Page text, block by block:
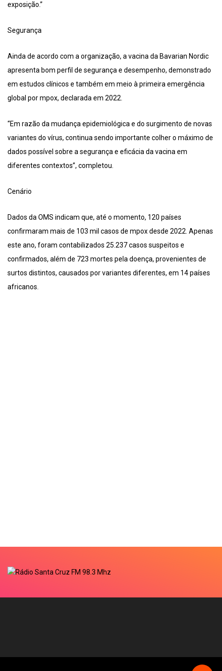
exposição.”
Segurança
Ainda de acordo com a organização, a vacina da Bavarian Nordic
apresenta bom perfil de segurança e desempenho, demonstrado
em estudos clínicos e também em meio à primeira emergência
global por mpox, declarada em 2022.
“Em razão da mudança epidemiológica e do surgimento de novas
variantes do vírus, continua sendo importante colher o máximo de
dados possível sobre a segurança e eficácia da vacina em
diferentes contextos”, completou.
Cenário
Dados da OMS indicam que, até o momento, 120 países
confirmaram mais de 103 mil casos de mpox desde 2022. Apenas
este ano, foram contabilizados 25.237 casos suspeitos e
confirmados, além de 723 mortes pela doença, provenientes de
surtos distintos, causados por variantes diferentes, em 14 países
africanos.